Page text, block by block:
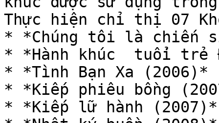
Thực hiện chỉ thị 07
* *Chúng tôi là chiến
* *Hành khúc  tuổi trẻ
* *Tình Bạn Xa (2006)*
* *Kiếp phiêu bồng
* *Kiếp lữ hành (2007)*